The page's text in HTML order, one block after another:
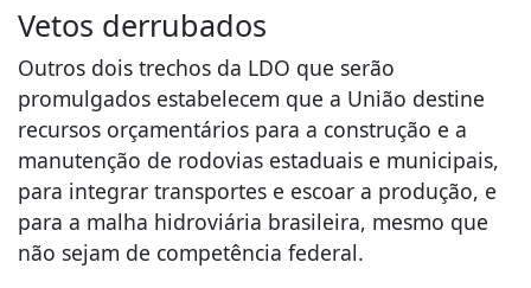
Vetos derrubados
Outros dois trechos da LDO que serão
promulgados estabelecem que a União destine
recursos orçamentários para a construção e a
manutenção de rodovias estaduais e municipais,
para integrar transportes e escoar a produção, e
para a malha hidroviária brasileira, mesmo que
não sejam de competência federal.